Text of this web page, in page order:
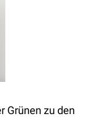
Grünen zu den